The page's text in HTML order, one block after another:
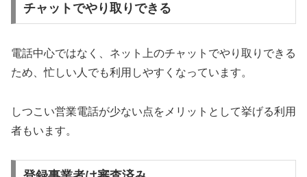
チャットでやり取りできる
電話中心ではなく、ネット上のチャットでやり取りできる
ため、忙しい人でも利用しやすくなっています。
しつこい営業電話が少ない点をメリットとして挙げる利用
者もいます。